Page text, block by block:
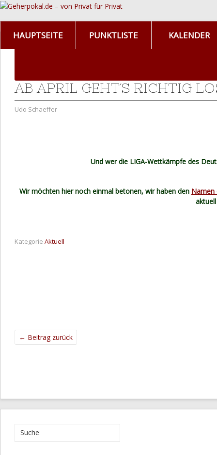
HAUPTSEITE PUNKTLISTE KALENDER
AB APRIL GEHT´S RICHTIG
Udo Schaeffer
Und wer die LIGA-Wettkämpfe des
Wir möchten hier noch einmal betonen, wir haben den Namen
Kategorie Aktuell
← Beitrag zurück